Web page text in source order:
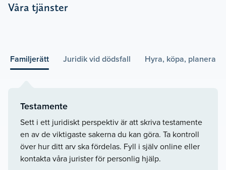
Våra tjänster
Familjerätt Juridik vid dödsfall Hyra, köpa, planera
Testamente
Sett i ett juridiskt perspektiv är att skriva testamente
en av de viktigaste sakerna du kan göra. Ta kontroll
över hur ditt arv ska fördelas. Fyll i själv online eller
kontakta våra jurister för personlig hjälp.